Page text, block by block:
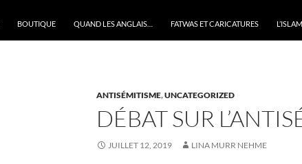
BOUTIQUE QUAND LES ANGLAIS… FATWAS ET CARICATURES
ANTISÉMITISME,UNCATEGORIZED
DÉBAT SUR
JUILLET 12, 2019 LINA MURR NEHME